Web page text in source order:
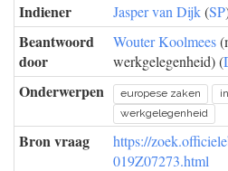
Indiener Jasper van Dijk(SP
Beantwoord
door
Wouter Koolmees
werkgelegenheid) (
Onderwerpen europese zaken
werkgelegenheid
Bron vraag
https://
019Z07273.html